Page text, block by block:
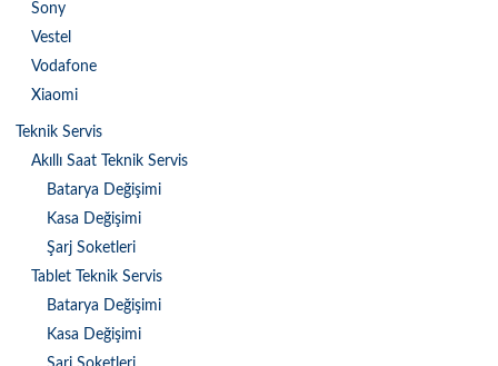
Sony
Vestel
Vodafone
Xiaomi
Teknik Servis
Akıllı Saat Teknik Servis
Batarya Değişimi
Kasa Değişimi
Şarj Soketleri
Tablet Teknik Servis
Batarya Değişimi
Kasa Değişimi